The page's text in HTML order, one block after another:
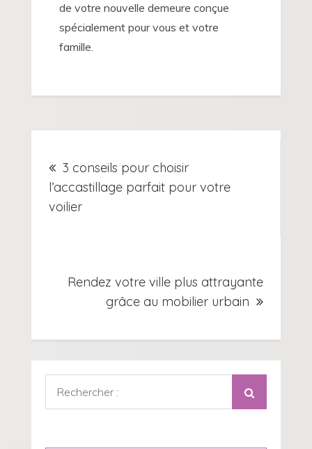
de votre nouvelle demeure conçue
spécialement pour vous et votre
famille.
de
l’article
3 conseils pour choisir
l’accastillage parfait pour votre
voilier
Rendez votre ville plus attrayante
grâce au mobilier urbain